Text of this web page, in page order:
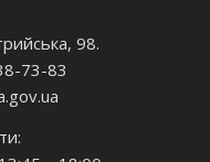
98.
73-83